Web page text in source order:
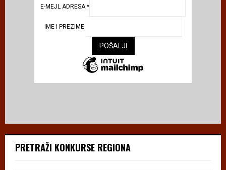
E-MEJL ADRESA*
IME I PREZIME
PRETRAŽI KONKURSE REGIONA